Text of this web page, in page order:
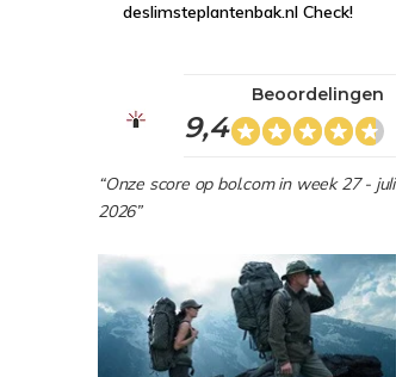
deslimsteplantenbak.nl Check!
9,4
Beoordelingen
“Onze score op bol.com in week 27 - juli
2026”